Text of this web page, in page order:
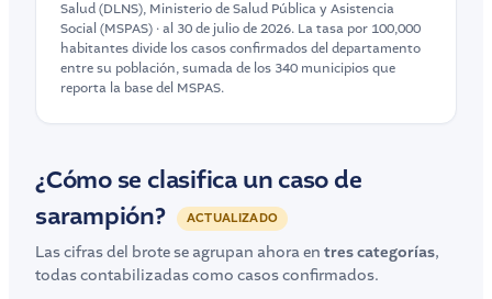
Salud (DLNS), Ministerio de Salud Pública y Asistencia
Social (MSPAS) · al 30 de julio de 2026. La tasa por 100,000
habitantes divide los casos confirmados del departamento
entre su población, sumada de los 340 municipios que
reporta la base del MSPAS.
¿Cómo se clasifica un caso de
sarampión?
ACTUALIZADO
Las cifras del brote se agrupan ahora en tres categorías,
todas contabilizadas como casos confirmados.